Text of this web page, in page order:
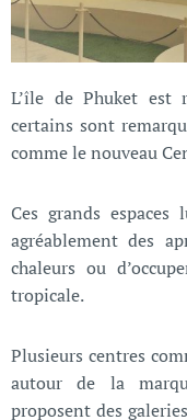
L’île de Phuket est
certains sont
comme le nouveau
Ces grands
agréablement des
chaleurs ou
tropicale.
Plusieurs centres
autour de la
proposent des